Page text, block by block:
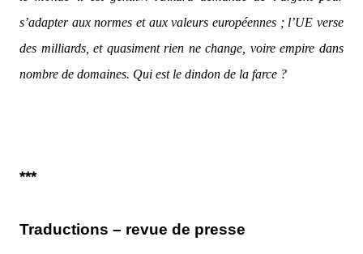
s’adapter aux normes et aux valeurs européennes ; l’UE verse
des milliards, et quasiment rien ne change, voire empire dans
nombre de domaines. Qui est le dindon de la farce ?
***
Traductions – revue de presse